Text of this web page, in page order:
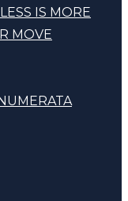
LESS IS MORE
MOVE